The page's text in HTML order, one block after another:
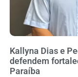
Kallyna Dias e
defendem
Paraíba